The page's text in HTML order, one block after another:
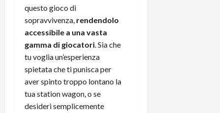
questo gioco di
sopravvivenza, rendendolo
accessibile a una vasta
gamma di giocatori. Sia che
tu voglia un’esperienza
spietata che ti punisca per
aver spinto troppo lontano la
tua station wagon, o se
desideri semplicemente